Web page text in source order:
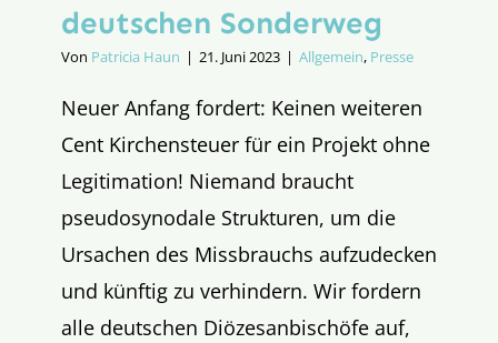
deutschen Sonderweg
Von Patricia Haun | 21. Juni 2023 | Allgemein, Presse
Neuer Anfang fordert: Keinen weiteren
Cent Kirchensteuer für ein Projekt ohne
Legitimation! Niemand braucht
pseudosynodale Strukturen, um die
Ursachen des Missbrauchs aufzudecken
und künftig zu verhindern. Wir fordern
alle deutschen Diözesanbischöfe auf,